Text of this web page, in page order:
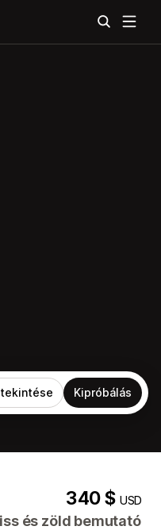
Kipróbálás
340 $USD
és zöld bemutató